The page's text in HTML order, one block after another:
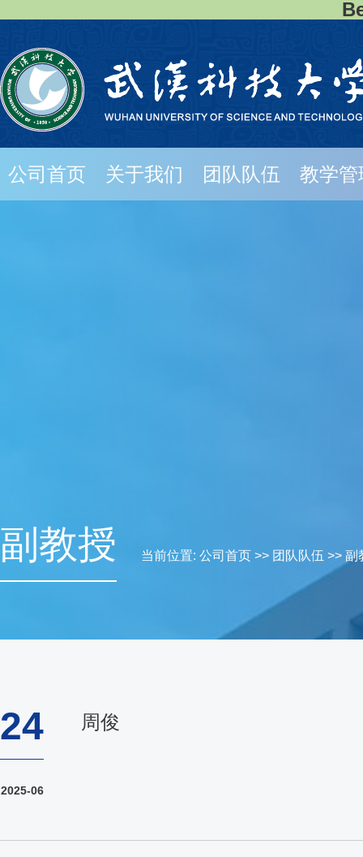
公司首页 关于我们 团队队伍 教学管
副教授 当前位置: 公司首页 >> 团队队伍 >> 副
24
2025-06
周俊